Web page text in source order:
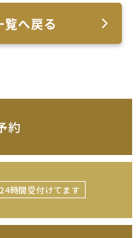
覧へ戻る
約
24時間受付けてます